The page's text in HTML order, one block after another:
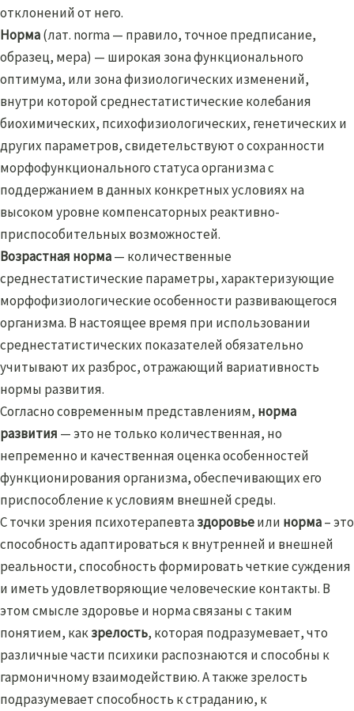
отклонений от него.
Норма(лат. norma — правило, точное предписание,
образец, мера) — широкая зона функционального
оптимума, или зона физиологических изменений,
внутри которой среднестатистические колебания
биохимических, психофизиологических, генетических и
других параметров, свидетельствуют о сохранности
морфофункционального статуса организма с
поддержанием в данных конкретных условиях на
высоком уровне компенсаторных реактивно-
приспособительных возможностей.
Возрастная норма— количественные
среднестатистические параметры, характеризующие
морфофизиологические особенности развивающегося
организма. В настоящее время при использовании
среднестатистических показателей обязательно
учитывают их разброс, отражающий вариативность
нормы развития.
Согласно современным представлениям, норма
развития — это не только количественная, но
непременно и качественная оценка особенностей
функционирования организма, обеспечивающих его
приспособление к условиям внешней среды.
С точки зрения психотерапевтаздоровьеили норма– это
способность адаптироваться к внутренней и внешней
реальности, способность формировать четкие суждения
и иметь удовлетворяющие человеческие контакты. В
этом смысле здоровье и норма связаны с таким
понятием, какзрелость, которая подразумевает, что
различные части психики распознаются и способны к
гармоничному взаимодействию. А также зрелость
подразумевает способность к страданию, к